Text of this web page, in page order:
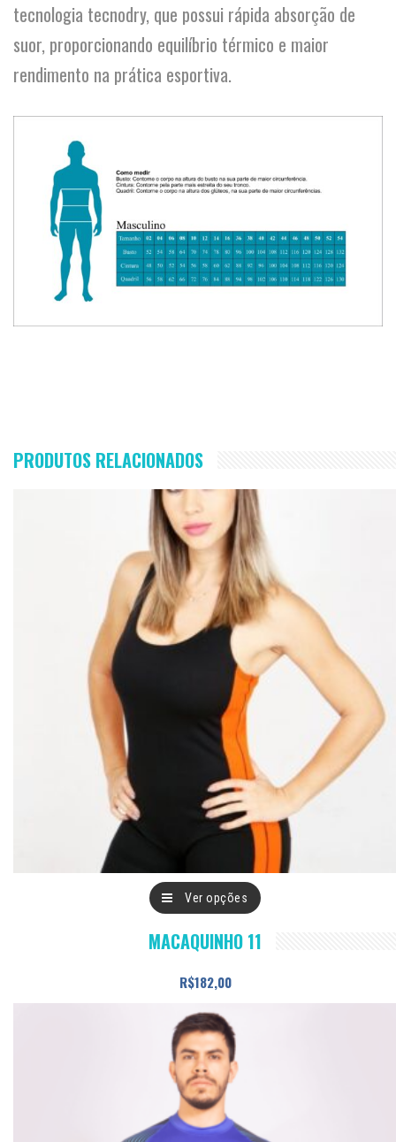
tecnologia tecnodry, que possui rápida absorção de
suor, proporcionando equilíbrio térmico e maior
rendimento na prática esportiva.
PRODUTOS RELACIONADOS
Ver opções
Este
tem
variantes.
MACAQUINHO 11
R$182,00